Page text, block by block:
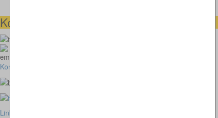
Kontaktmöglichkeiten
Kontakt
Link zur klassischen Website